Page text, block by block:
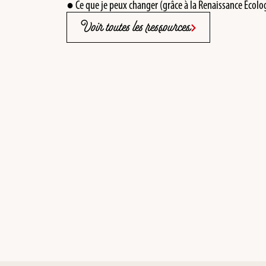
● Ce que je peux changer (grâce à la Renaissance
Voir toutes les ressources